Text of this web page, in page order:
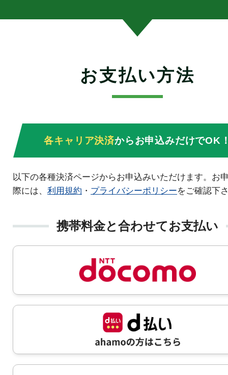
お支払い方法
各キャリア決済からお申込みだけでOK
以下の各種決済ページからお申込みいただけます。お
際には、 利用規約 ・ プライバシーポリシーをご確認下
携帯料金と合わせてお支払い